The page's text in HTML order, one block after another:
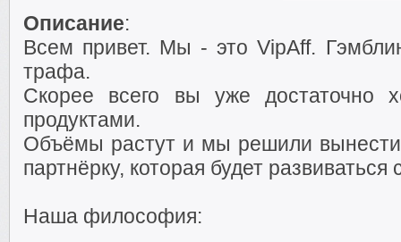
Описание:
Всем привет. Мы - это VipAff.
трафа.
Скорее всего вы уже
продуктами.
Объёмы растут и мы решили вынести
партнёрку, которая будет развиваться
Наша философия: